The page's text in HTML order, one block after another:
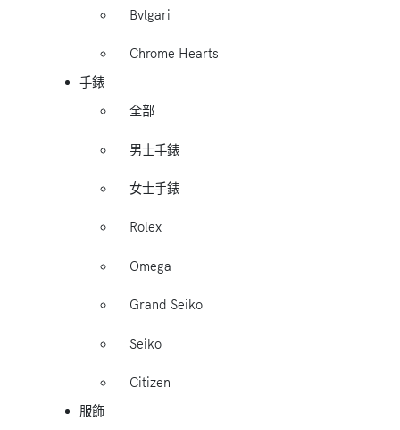
Bvlgari
Chrome Hearts
手錶
全部
男士手錶
女士手錶
Rolex
Omega
Grand Seiko
Seiko
Citizen
服飾